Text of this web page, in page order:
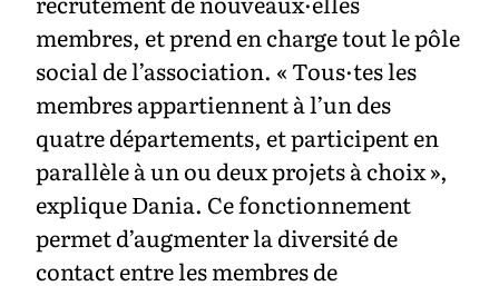
membres, et prend en charge tout le pôle
social de l’association. « Tous·tes les
membres appartiennent à l’un des
quatre départements, et participent en
parallèle à un ou deux projets à choix »,
explique Dania. Ce fonctionnement
permet d’augmenter la diversité de
contact entre les membres de